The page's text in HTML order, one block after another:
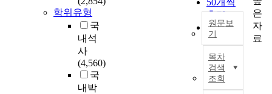
학위유형
국
내석
사
(4,560)
국
내박
50개씩
출력
100개씩
출력
원문보
기
목차
검색
조회
은
자
료